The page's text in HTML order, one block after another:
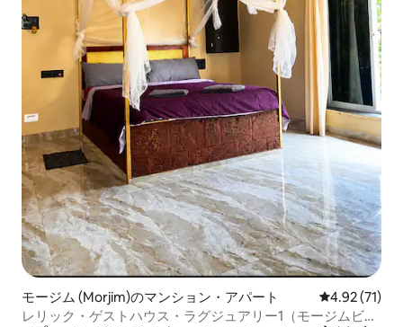
モージム (Morjim)のマンション・アパート レビュー71
4.92 (71)
レリック・ゲストハウス・ラグジュアリー1（モージムビー